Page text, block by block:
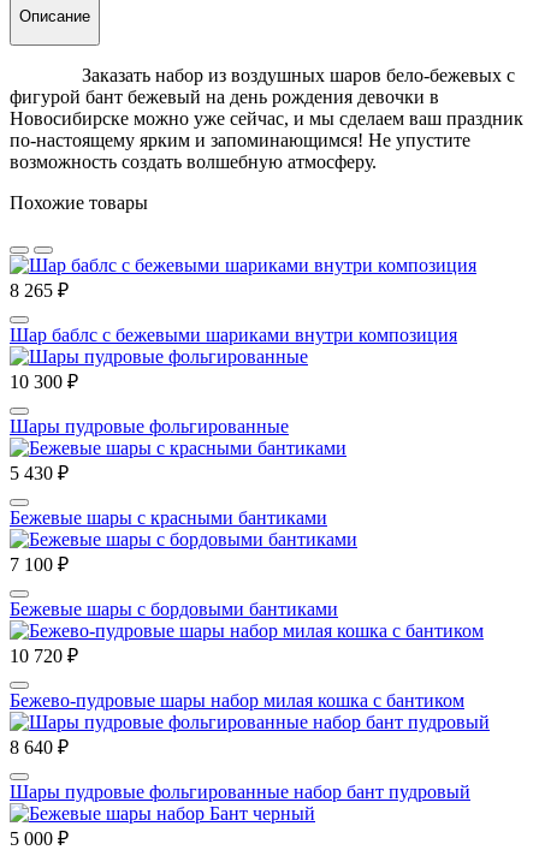
Описание
Заказать набор из воздушных шаров бело-бежевых с
фигурой бант бежевый на день рождения девочки в
Новосибирске можно уже сейчас, и мы сделаем ваш праздник
по-настоящему ярким и запоминающимся! Не упустите
возможность создать волшебную атмосферу.
Похожие товары
8 265 ₽
Шар баблс с бежевыми шариками внутри композиция
10 300 ₽
Шары пудровые фольгированные
5 430 ₽
Бежевые шары с красными бантиками
7 100 ₽
Бежевые шары с бордовыми бантиками
10 720 ₽
Бежево-пудровые шары набор милая кошка с бантиком
8 640 ₽
Шары пудровые фольгированные набор бант пудровый
5 000 ₽